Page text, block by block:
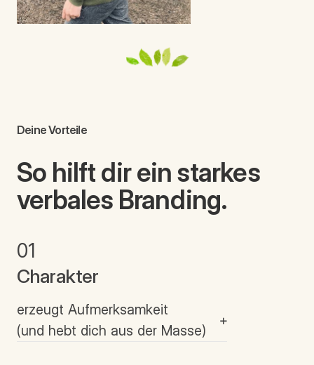
Deine Vorteile
So hilft dir ein starkes
verbales Branding.
01
Charakter
erzeugt Aufmerksamkeit
(und hebt dich aus der Masse)